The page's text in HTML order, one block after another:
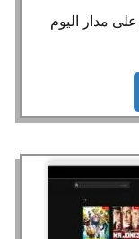
مدار اليوم